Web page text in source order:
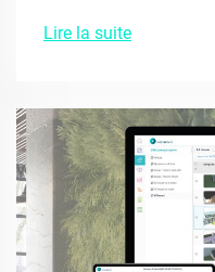
Lire la suite